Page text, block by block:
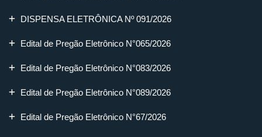
DISPENSA ELETRÔNICA Nº 091/2026
Edital de Pregão Eletrônico N°065/2026
Edital de Pregão Eletrônico N°083/2026
Edital de Pregão Eletrônico N°089/2026
Edital de Pregão Eletrônico N°67/2026